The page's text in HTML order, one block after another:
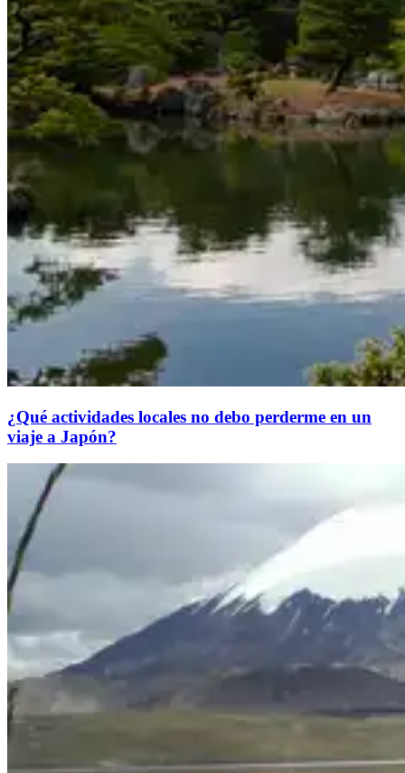
¿Qué actividades locales no debo perderme en un
viaje a Japón?